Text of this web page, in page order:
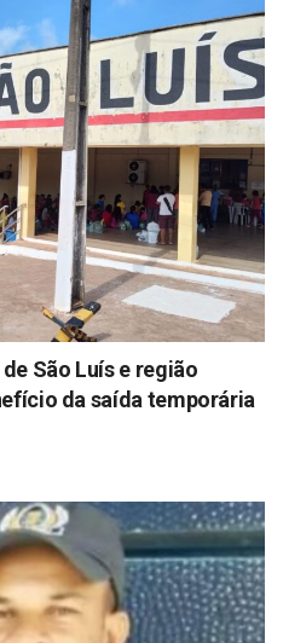
São Luís e região
da saída temporária